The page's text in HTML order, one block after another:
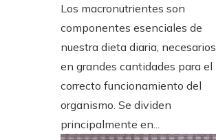
Los macronutrientes son
componentes esenciales de
nuestra dieta diaria, necesarios
en grandes cantidades para el
correcto funcionamiento del
organismo. Se dividen
principalmente en...